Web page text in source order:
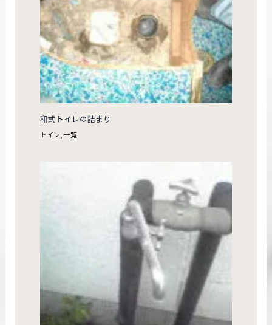
和式トイレの詰まり
トイレ ,一覧